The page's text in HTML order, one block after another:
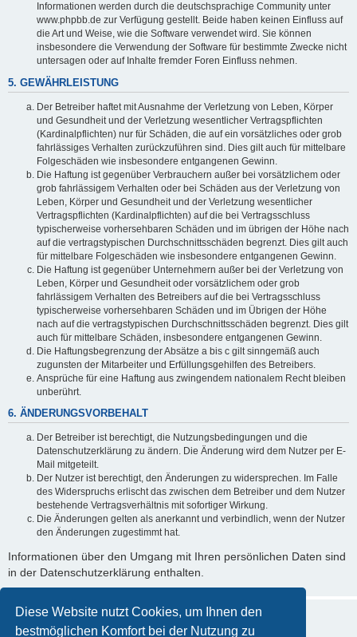
Diese Website nutzt Cookies, um Ihnen den
bestmöglichen Komfort bei der Nutzung zu
Informationen werden durch die deutschsprachige Community unter
www.phpbb.de zur Verfügung gestellt. Beide haben keinen Einfluss auf
die Art und Weise, wie die Software verwendet wird. Sie können
insbesondere die Verwendung der Software für bestimmte Zwecke nicht
untersagen oder auf Inhalte fremder Foren Einfluss nehmen.
5. GEWÄHRLEISTUNG
Der Betreiber haftet mit Ausnahme der Verletzung von Leben, Körper
und Gesundheit und der Verletzung wesentlicher Vertragspflichten
(Kardinalpflichten) nur für Schäden, die auf ein vorsätzliches oder grob
fahrlässiges Verhalten zurückzuführen sind. Dies gilt auch für mittelbare
Folgeschäden wie insbesondere entgangenen Gewinn.
Die Haftung ist gegenüber Verbrauchern außer bei vorsätzlichem oder
grob fahrlässigem Verhalten oder bei Schäden aus der Verletzung von
Leben, Körper und Gesundheit und der Verletzung wesentlicher
Vertragspflichten (Kardinalpflichten) auf die bei Vertragsschluss
typischerweise vorhersehbaren Schäden und im übrigen der Höhe nach
auf die vertragstypischen Durchschnittsschäden begrenzt. Dies gilt auch
für mittelbare Folgeschäden wie insbesondere entgangenen Gewinn.
Die Haftung ist gegenüber Unternehmern außer bei der Verletzung von
Leben, Körper und Gesundheit oder vorsätzlichem oder grob
fahrlässigem Verhalten des Betreibers auf die bei Vertragsschluss
typischerweise vorhersehbaren Schäden und im Übrigen der Höhe
nach auf die vertragstypischen Durchschnittsschäden begrenzt. Dies gilt
auch für mittelbare Schäden, insbesondere entgangenen Gewinn.
Die Haftungsbegrenzung der Absätze a bis c gilt sinngemäß auch
zugunsten der Mitarbeiter und Erfüllungsgehilfen des Betreibers.
Ansprüche für eine Haftung aus zwingendem nationalem Recht bleiben
unberührt.
6. ÄNDERUNGSVORBEHALT
Der Betreiber ist berechtigt, die Nutzungsbedingungen und die
Datenschutzerklärung zu ändern. Die Änderung wird dem Nutzer per E-
Mail mitgeteilt.
Der Nutzer ist berechtigt, den Änderungen zu widersprechen. Im Falle
des Widerspruchs erlischt das zwischen dem Betreiber und dem Nutzer
bestehende Vertragsverhältnis mit sofortiger Wirkung.
Die Änderungen gelten als anerkannt und verbindlich, wenn der Nutzer
den Änderungen zugestimmt hat.
Informationen über den Umgang mit Ihren persönlichen Daten sind
in der Datenschutzerklärung enthalten.